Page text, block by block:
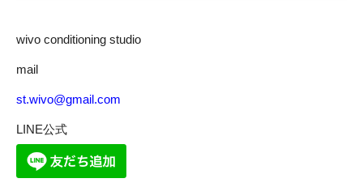
wivo conditioning studio
mail
st.wivo@gmail.com
LINE公式